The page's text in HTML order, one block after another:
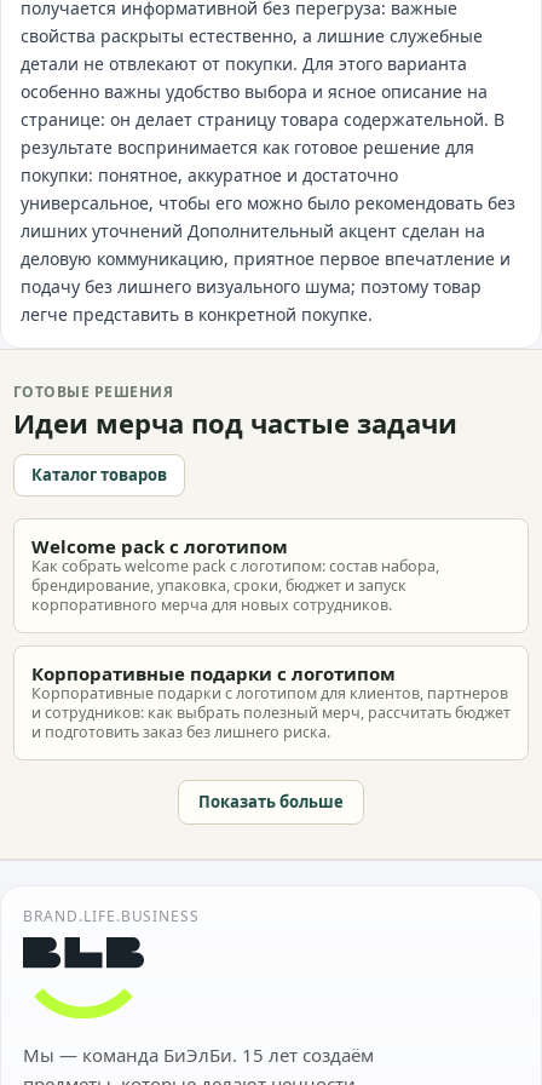
получается информативной без перегруза: важные
свойства раскрыты естественно, а лишние служебные
детали не отвлекают от покупки. Для этого варианта
особенно важны удобство выбора и ясное описание на
странице: он делает страницу товара содержательной. В
результате воспринимается как готовое решение для
покупки: понятное, аккуратное и достаточно
универсальное, чтобы его можно было рекомендовать без
лишних уточнений Дополнительный акцент сделан на
деловую коммуникацию, приятное первое впечатление и
подачу без лишнего визуального шума; поэтому товар
легче представить в конкретной покупке.
ГОТОВЫЕ РЕШЕНИЯ
Идеи мерча под частые задачи
Каталог товаров
Welcome pack с логотипом
Как собрать welcome pack с логотипом: состав набора,
брендирование, упаковка, сроки, бюджет и запуск
корпоративного мерча для новых сотрудников.
Корпоративные подарки с логотипом
Корпоративные подарки с логотипом для клиентов, партнеров
и сотрудников: как выбрать полезный мерч, рассчитать бюджет
и подготовить заказ без лишнего риска.
Показать больше
BRAND.LIFE.BUSINESS
Мы — команда БиЭлБи. 15 лет создаём